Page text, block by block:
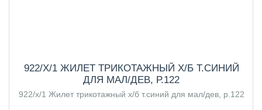
922/Х/1 ЖИЛЕТ ТРИКОТАЖНЫЙ Х/Б Т.СИНИЙ
ДЛЯ МАЛ/ДЕВ, Р.122
922/х/1 Жилет трикотажный х/б т.синий для мал/дев, р.122